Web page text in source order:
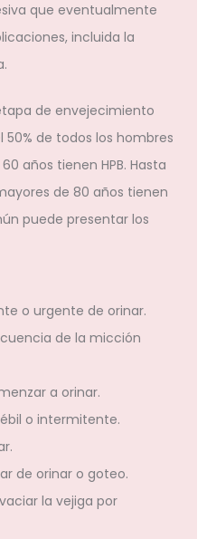
que eventualmente
incluida la
de envejecimiento
de todos los hombres
años tienen HPB. Hasta
de 80 años tienen
puede presentar los
o urgente de orinar.
de la micción
a orinar.
o intermitente.
de orinar o goteo.
la vejiga por